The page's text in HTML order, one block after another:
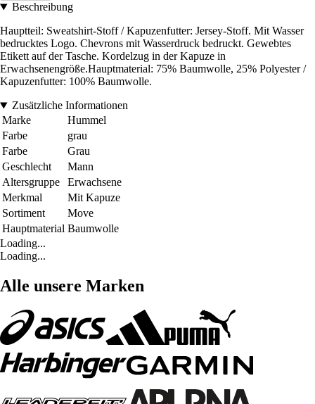
Beschreibung
Hauptteil: Sweatshirt-Stoff / Kapuzenfutter: Jersey-Stoff. Mit Wasser
bedrucktes Logo. Chevrons mit Wasserdruck bedruckt. Gewebtes
Etikett auf der Tasche. Kordelzug in der Kapuze in
Erwachsenengröße.Hauptmaterial: 75% Baumwolle, 25% Polyester /
Kapuzenfutter: 100% Baumwolle.
Zusätzliche Informationen
Marke
Hummel
Farbe
grau
Farbe
Grau
Geschlecht
Mann
Altersgruppe
Erwachsene
Merkmal
Mit Kapuze
Sortiment
Move
Hauptmaterial Baumwolle
Loading...
Loading...
Alle unsere Marken